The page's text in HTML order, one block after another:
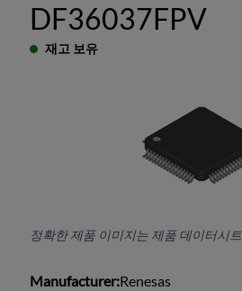
DF36037FPV
재고 보유
정확한 제품 이미지는 제품 데이터시
Manufacturer:Renesas